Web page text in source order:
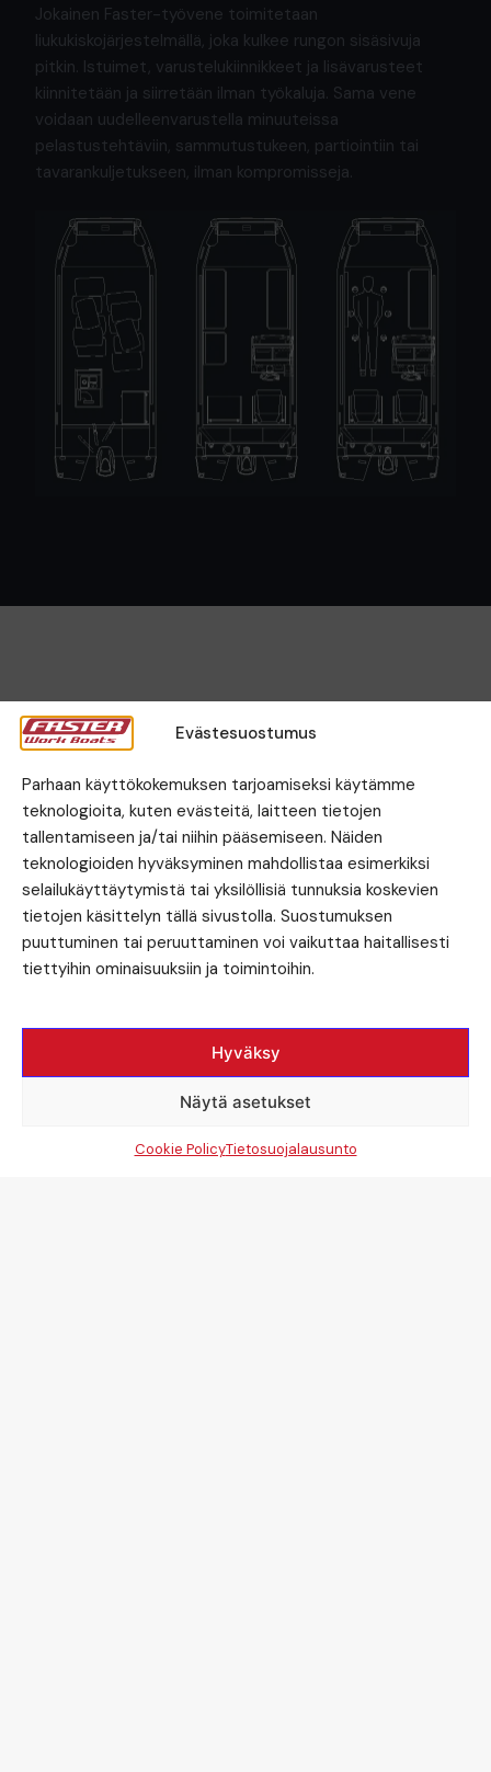
Evästesuostumus
Parhaan käyttökokemuksen tarjoamiseksi käytämme
teknologioita, kuten evästeitä, laitteen tietojen
tallentamiseen ja/tai niihin pääsemiseen. Näiden
teknologioiden hyväksyminen mahdollistaa esimerkiksi
selailukäyttäytymistä tai yksilöllisiä tunnuksia koskevien
tietojen käsittelyn tällä sivustolla. Suostumuksen
puuttuminen tai peruuttaminen voi vaikuttaa haitallisesti
tiettyihin ominaisuuksiin ja toimintoihin.
Hyväksy
Näytä asetukset
Cookie PolicyTietosuojalausunto
Jokainen Faster-työvene toimitetaan
liukukiskojärjestelmällä, joka kulkee rungon sisäsivuja
pitkin. Istuimet, varustelukiinnikkeet ja lisävarusteet
kiinnitetään ja siirretään ilman työkaluja. Sama vene
voidaan uudelleenvarustella minuuteissa
pelastustehtäviin, sammutustukeen, partiointiin tai
tavarankuljetukseen, ilman kompromisseja.
Kuvagalleria